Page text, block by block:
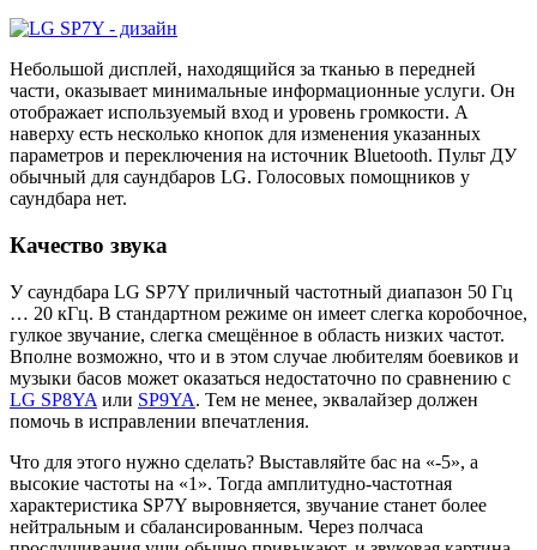
Небольшой дисплей, находящийся за тканью в передней
части, оказывает минимальные информационные услуги. Он
отображает используемый вход и уровень громкости. А
наверху есть несколько кнопок для изменения указанных
параметров и переключения на источник Bluetooth. Пульт ДУ
обычный для саундбаров LG. Голосовых помощников у
саундбара нет.
Качество звука
У саундбара LG SP7Y приличный частотный диапазон 50 Гц
… 20 кГц. В стандартном режиме он имеет слегка коробочное,
гулкое звучание, слегка смещённое в область низких частот.
Вполне возможно, что и в этом случае любителям боевиков и
музыки басов может оказаться недостаточно по сравнению с
LG SP8YA или SP9YA. Тем не менее, эквалайзер должен
помочь в исправлении впечатления.
Что для этого нужно сделать? Выставляйте бас на «-5», а
высокие частоты на «1». Тогда амплитудно-частотная
характеристика SP7Y выровняется, звучание станет более
нейтральным и сбалансированным. Через полчаса